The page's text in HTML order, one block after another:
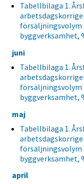
Tabellbilaga 1.
försäljningsvolym
byggverksamhet,
juni
Tabellbilaga 1.
försäljningsvolym
byggverksamhet,
maj
Tabellbilaga 1.
försäljningsvolym
byggverksamhet,
april